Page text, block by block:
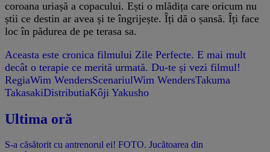
coroana uriașă a copacului. Ești o mlădița care oricum nu
știi ce destin ar avea și te îngrijește. Îți dă o șansă. Îți face
loc în pădurea de pe terasa sa.
Aceasta este cronica filmului Zile Perfecte. E mai mult
decât o terapie ce merită urmată. Du-te și vezi filmul!
RegiaWim WendersScenariulWim WendersTakuma
TakasakiDistributiaKôji Yakusho
Ultima oră
S-a căsătorit cu antrenorul ei! FOTO. Jucătoarea din